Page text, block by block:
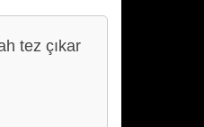
tez çıkar